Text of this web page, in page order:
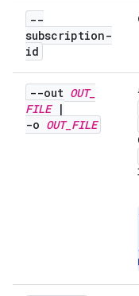
--
subscription-
id
--out OUT_
FILE
|
-o OUT_ FILE